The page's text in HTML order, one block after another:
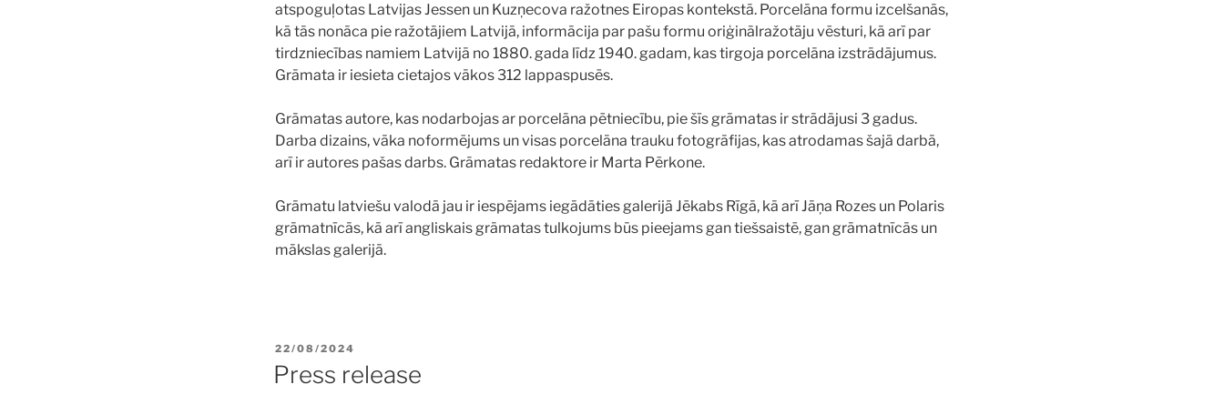
atspoguļotas Latvijas Jessen un Kuzņecova ražotnes Eiropas kontekstā. Porcelāna formu izcelšanās,
kā tās nonāca pie ražotājiem Latvijā, informācija par pašu formu oriģinālražotāju vēsturi, kā arī par
tirdzniecības namiem Latvijā no 1880. gada līdz 1940. gadam, kas tirgoja porcelāna izstrādājumus.
Grāmata ir iesieta cietajos vākos 312 lappaspusēs.
Grāmatas autore, kas nodarbojas ar porcelāna pētniecību, pie šīs grāmatas ir strādājusi 3 gadus.
Darba dizains, vāka noformējums un visas porcelāna trauku fotogrāfijas, kas atrodamas šajā darbā,
arī ir autores pašas darbs. Grāmatas redaktore ir Marta Pērkone.
Grāmatu latviešu valodā jau ir iespējams iegādāties galerijā Jēkabs Rīgā, kā arī Jāņa Rozes un Polaris
grāmatnīcās, kā arī angliskais grāmatas tulkojums būs pieejams gan tiešsaistē, gan grāmatnīcās un
mākslas galerijā.
POSTED
ON
22/08/2024
Press release